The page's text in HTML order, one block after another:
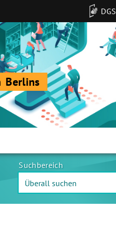
DGS
Berlins
Suchbereich